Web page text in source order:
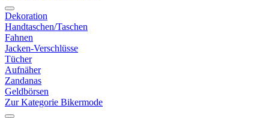
Dekoration
Handtaschen/Taschen
Fahnen
Jacken-Verschlüsse
Tücher
Aufnäher
Zandanas
Geldbörsen
Zur Kategorie Bikermode